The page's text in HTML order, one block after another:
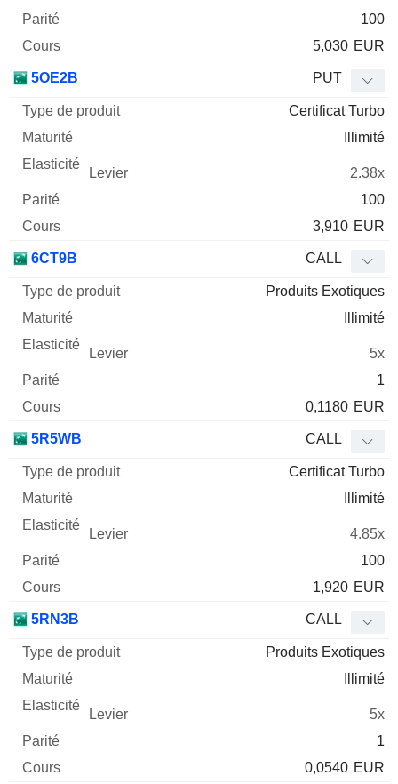
100
5,030 EUR
5OE2B PUT
Certificat Turbo
Illimité
2.38x
100
3,910 EUR
6CT9B CALL
Produits Exotiques
Illimité
5x
1
0,1180 EUR
5R5WB CALL
Certificat Turbo
Illimité
4.85x
100
1,920 EUR
5RN3B CALL
Produits Exotiques
Illimité
5x
1
0,0540 EUR